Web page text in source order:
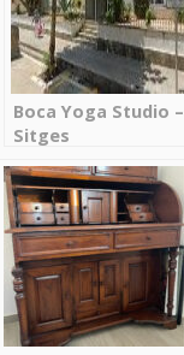
Boca Yoga Studio –
Sitges